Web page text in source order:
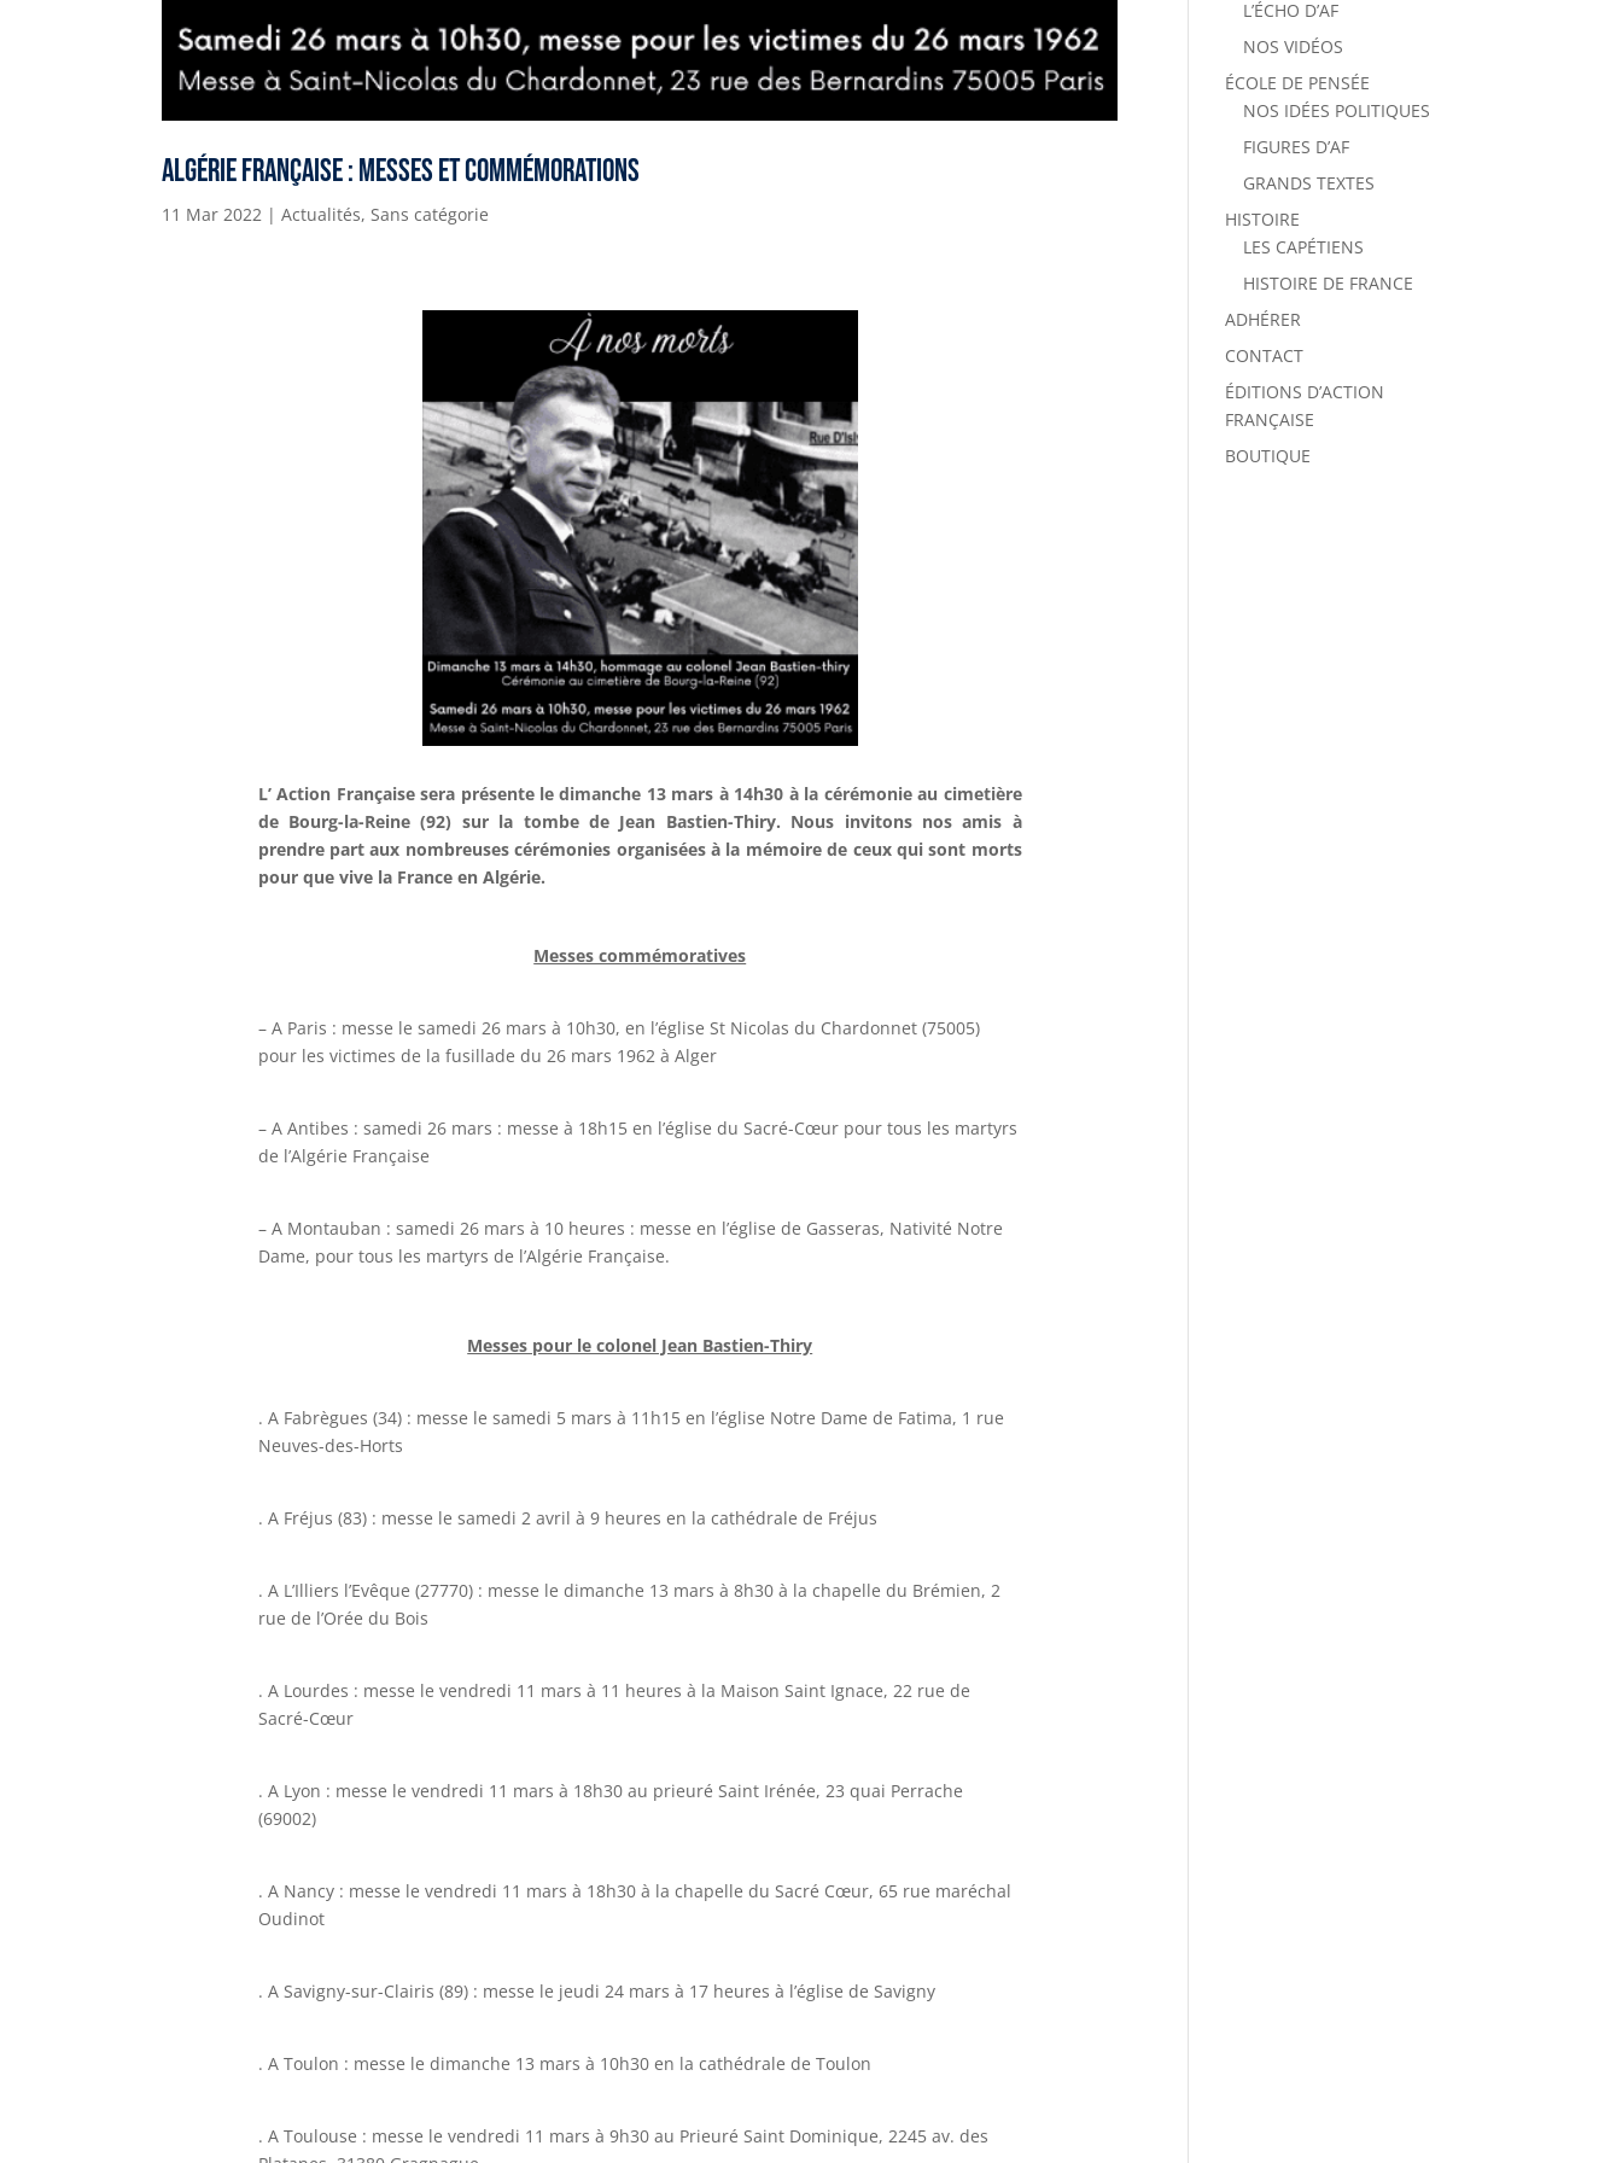
Algérie française : messes et commémorations
11 Mar 2022 |Actualités, Sans catégorie
L’ Action Française sera présente le dimanche 13 mars à 14h30 à la cérémonie au cimetière
de Bourg-la-Reine (92) sur la tombe de Jean Bastien-Thiry. Nous invitons nos amis à
prendre part aux nombreuses cérémonies organisées à la mémoire de ceux qui sont morts
pour que vive la France en Algérie.
Messes commémoratives
– A Paris : messe le samedi 26 mars à 10h30, en l’église St Nicolas du Chardonnet (75005)
pour les victimes de la fusillade du 26 mars 1962 à Alger
– A Antibes : samedi 26 mars : messe à 18h15 en l’église du Sacré-Cœur pour tous les martyrs
de l’Algérie Française
– A Montauban : samedi 26 mars à 10 heures : messe en l’église de Gasseras, Nativité Notre
Dame, pour tous les martyrs de l’Algérie Française.
Messes pour le colonel Jean Bastien-Thiry
. A Fabrègues (34) : messe le samedi 5 mars à 11h15 en l’église Notre Dame de Fatima, 1 rue
Neuves-des-Horts
. A Fréjus (83) : messe le samedi 2 avril à 9 heures en la cathédrale de Fréjus
. A L’Illiers l’Evêque (27770) : messe le dimanche 13 mars à 8h30 à la chapelle du Brémien, 2
rue de l’Orée du Bois
. A Lourdes : messe le vendredi 11 mars à 11 heures à la Maison Saint Ignace, 22 rue de
Sacré-Cœur
. A Lyon : messe le vendredi 11 mars à 18h30 au prieuré Saint Irénée, 23 quai Perrache
(69002)
. A Nancy : messe le vendredi 11 mars à 18h30 à la chapelle du Sacré Cœur, 65 rue maréchal
Oudinot
. A Savigny-sur-Clairis (89) : messe le jeudi 24 mars à 17 heures à l’église de Savigny
. A Toulon : messe le dimanche 13 mars à 10h30 en la cathédrale de Toulon
. A Toulouse : messe le vendredi 11 mars à 9h30 au Prieuré Saint Dominique, 2245 av. des
L’ÉCHO D’AF
NOS VIDÉOS
ÉCOLE DE PENSÉE
NOS IDÉES POLITIQUES
FIGURES D’AF
GRANDS TEXTES
HISTOIRE
LES CAPÉTIENS
HISTOIRE DE FRANCE
ADHÉRER
CONTACT
ÉDITIONS D’ACTION
FRANÇAISE
BOUTIQUE